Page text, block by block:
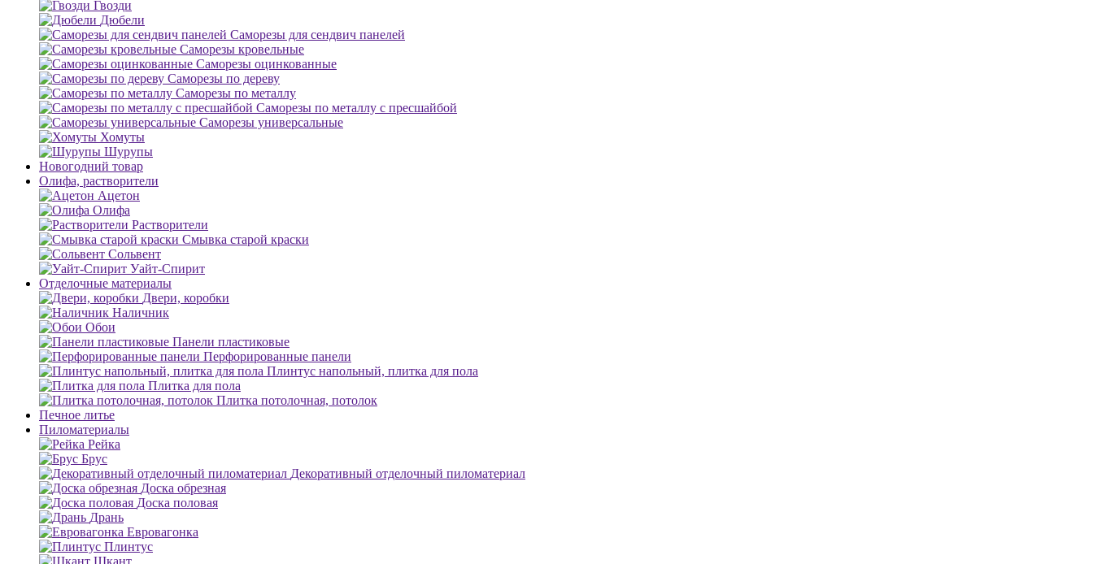
Гвозди
Дюбели
Саморезы для сендвич панелей
Саморезы кровельные
Саморезы оцинкованные
Саморезы по дереву
Саморезы по металлу
Саморезы по металлу с пресшайбой
Саморезы универсальные
Хомуты
Шурупы
Новогодний товар
Олифа, растворители
Ацетон
Олифа
Растворители
Смывка старой краски
Сольвент
Уайт-Спирит
Отделочные материалы
Двери, коробки
Наличник
Обои
Панели пластиковые
Перфорированные панели
Плинтус напольный, плитка для пола
Плитка для пола
Плитка потолочная, потолок
Печное литье
Пиломатериалы
Рейка
Брус
Декоративный отделочный пиломатериал
Доска обрезная
Доска половая
Дрань
Евровагонка
Плинтус
Шкант